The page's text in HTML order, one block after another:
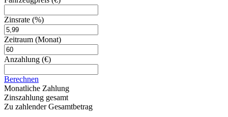
Zinsrate (%)
Zeitraum (Monat)
Anzahlung (€)
Berechnen
Monatliche Zahlung
Zinszahlung gesamt
Zu zahlender Gesamtbetrag